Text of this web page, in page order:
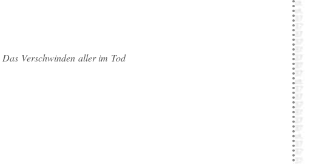
Das Verschwinden aller im Tod